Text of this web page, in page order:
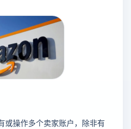
或操作多个卖家账户，除非有